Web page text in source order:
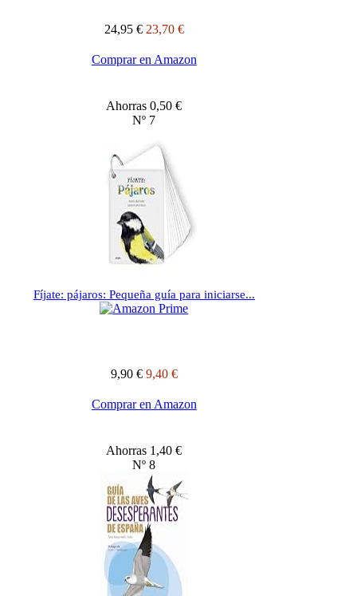
24,95 € 23,70 €
Comprar en Amazon
Ahorras 0,50 €
Nº 7
Fíjate: pájaros: Pequeña guía para iniciarse...
9,90 € 9,40 €
Comprar en Amazon
Ahorras 1,40 €
Nº 8